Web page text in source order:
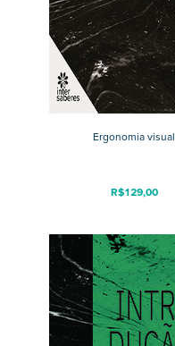
Ergonomia visual
R$129,00